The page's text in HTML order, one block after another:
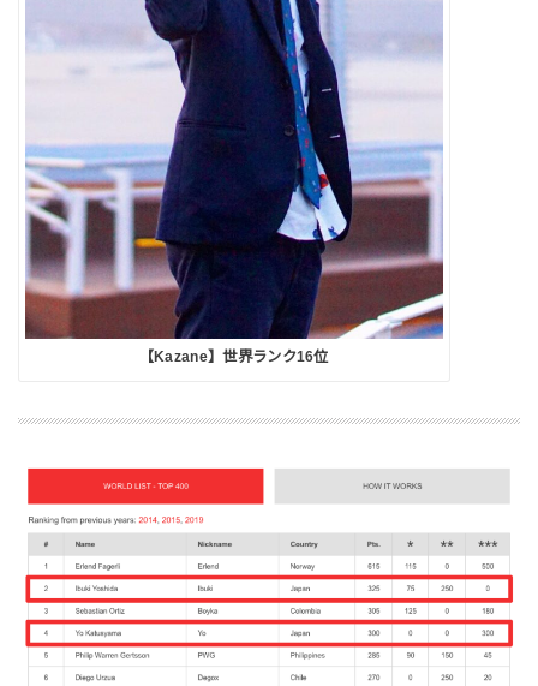
【Kazane】世界ランク16位